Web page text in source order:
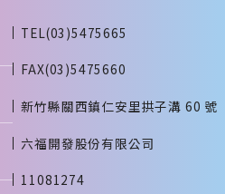
TEL(03)5475665
FAX(03)5475660
新竹縣關西鎮仁安里拱子溝 60 號
六福開發股份有限公司
11081274